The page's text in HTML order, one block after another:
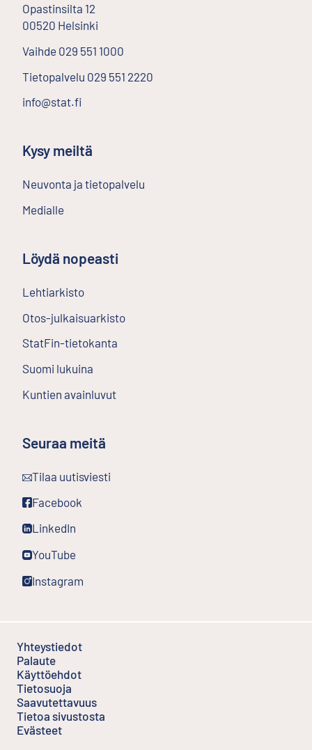
Opastinsilta 12
00520 Helsinki
Vaihde 029 551 1000
Tietopalvelu 029 551 2220
info@stat.fi
Kysy meiltä
Neuvonta ja tietopalvelu
Medialle
Löydä nopeasti
Lehtiarkisto
Otos-julkaisuarkisto
StatFin-tietokanta
Suomi lukuina
Kuntien avainluvut
Seuraa meitä
Tilaa uutisviesti
Ulkoinen linkki
Facebook
Ulkoinen linkki
LinkedIn
Ulkoinen linkki
YouTube
Ulkoinen linkki
Instagram
Ulkoinen linkki
Yhteystiedot
Palaute
Käyttöehdot
Tietosuoja
Saavutettavuus
Tietoa sivustosta
Evästeet